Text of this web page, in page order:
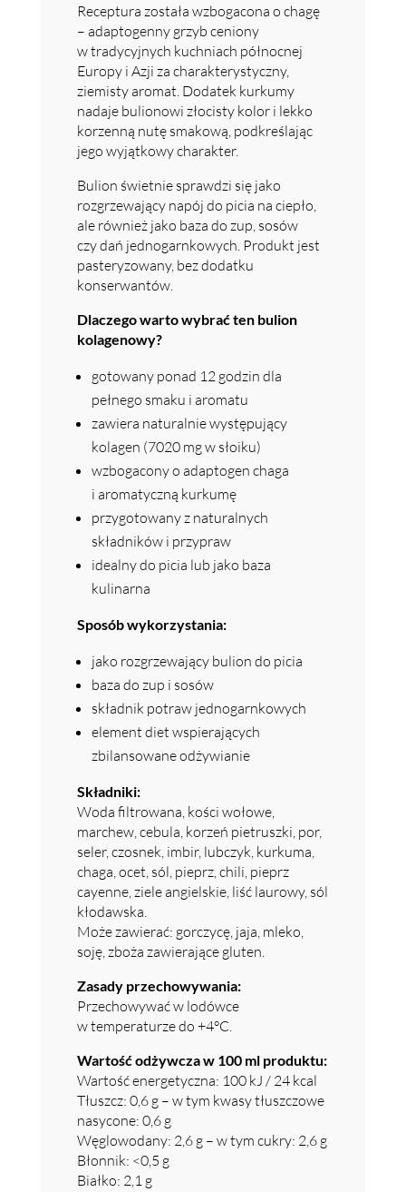
Receptura została wzbogacona o chagę
– adaptogenny grzyb ceniony
w tradycyjnych kuchniach północnej
Europy i Azji za charakterystyczny,
ziemisty aromat. Dodatek kurkumy
nadaje bulionowi złocisty kolor i lekko
korzenną nutę smakową, podkreślając
jego wyjątkowy charakter.
Bulion świetnie sprawdzi się jako
rozgrzewający napój do picia na ciepło,
ale również jako baza do zup, sosów
czy dań jednogarnkowych. Produkt jest
pasteryzowany, bez dodatku
konserwantów.
Dlaczego warto wybrać ten bulion
kolagenowy?
gotowany ponad 12 godzin dla
pełnego smaku i aromatu
zawiera naturalnie występujący
kolagen (7020 mg w słoiku)
wzbogacony o adaptogen chaga
i aromatyczną kurkumę
przygotowany z naturalnych
składników i przypraw
idealny do picia lub jako baza
kulinarna
Sposób wykorzystania:
jako rozgrzewający bulion do picia
baza do zup i sosów
składnik potraw jednogarnkowych
element diet wspierających
zbilansowane odżywianie
Składniki:
Woda filtrowana, kości wołowe,
marchew, cebula, korzeń pietruszki, por,
seler, czosnek, imbir, lubczyk, kurkuma,
chaga, ocet, sól, pieprz, chili, pieprz
cayenne, ziele angielskie, liść laurowy, sól
kłodawska.
Może zawierać: gorczycę, jaja, mleko,
soję, zboża zawierające gluten.
Zasady przechowywania:
Przechowywać w lodówce
w temperaturze do +4°C.
Wartość odżywcza w 100 ml produktu:
Wartość energetyczna: 100 kJ / 24 kcal
Tłuszcz: 0,6 g – w tym kwasy tłuszczowe
nasycone: 0,6 g
Węglowodany: 2,6 g – w tym cukry: 2,6 g
Błonnik: <0,5 g
Białko: 2,1 g